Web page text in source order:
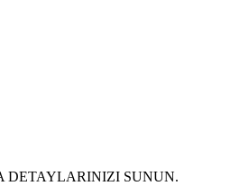
DETAYLARINIZI SUNUN.